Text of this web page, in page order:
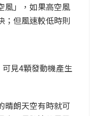
風」，如果高空風
；但風速較低時則
見4顆發動機產生
晴朗天空有時就可